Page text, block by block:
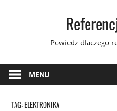
Powiedz dlaczego
MENU
TAG:ELEKTRONIKA